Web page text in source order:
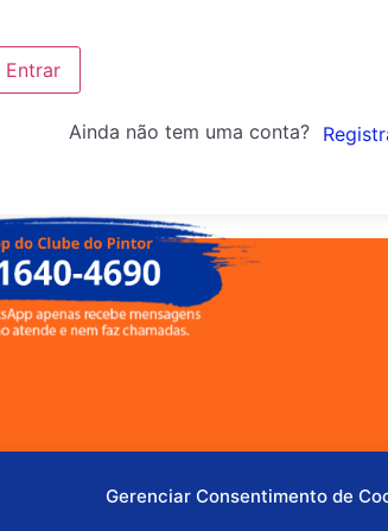
Gerenciar Consentimento de
Entrar
Ainda não tem uma conta?